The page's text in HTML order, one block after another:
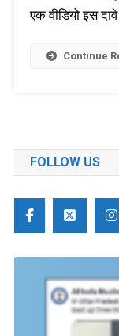
एक वीडियो इस
Continue
FOLLOW US